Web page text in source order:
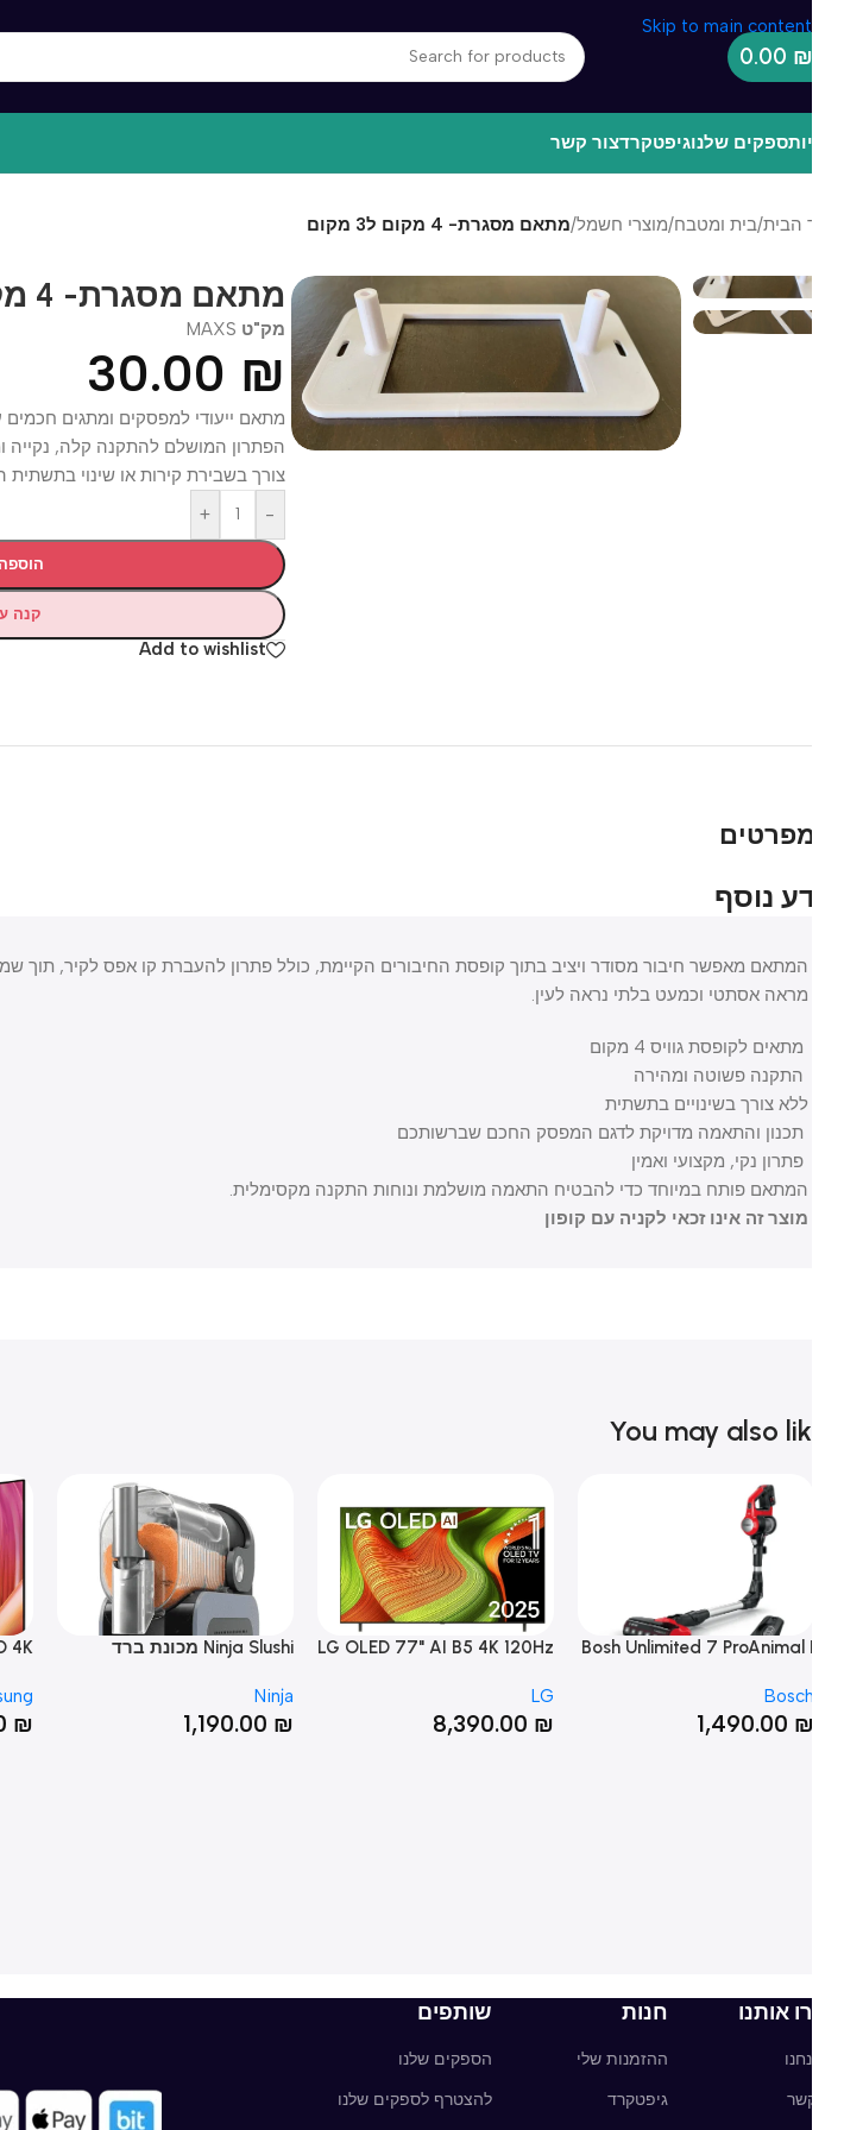
Skip to main content
0.00
בית
חשמל
ותחזוקה
ואבזור הבית
ספריי צבע
ספקים שלנוגיפטקרדצור קשר
הבית/בית ומטבח/מוצרי חשמל/מתאם מסגרת- 4 מקום ל3 מקום
מתאם מסגרת- 4 מקום ל3 מקום
מק"טMAXS
30.00₪
מתאם ייעודי למפסקים ומתגים חכמים עבור
הפתרון המושלם להתקנה קלה, נקייה
צורך בשבירת קירות או שינוי בתשתית
+
הוספה לסל
קנה עכשיו
Add to wishlist
נוסף
המתאם מאפשר חיבור מסודר ויציב בתוך קופסת החיבורים הקיימת, כולל פתרון להעברת קו אפס לקיר, תוך
מראה אסתטי וכמעט בלתי נראה לעין.
מתאים לקופסת גוויס 4 מקום
התקנה פשוטה ומהירה
ללא צורך בשינויים בתשתית
תכנון והתאמה מדויקת לדגם המפסק החכם שברשותכם
פתרון נקי, מקצועי ואמין
המתאם פותח במיוחד כדי להבטיח התאמה מושלמת ונוחות התקנה מקסימלית.
מוצר זה אינו זכאי לקניה עם קופון
You may also
Bosh Unlimited 7 ProAnimal
1,490.00
LG OLED 77" AI B5 4K 120Hz
חכמה
8,390.00
Ninja Slushi מכונת ברד
Ninja
1,190.00
4K
אותנו חנות
ההזמנות שלי
גיפטקרד
שותפים
הספקים שלנו
להצטרף לספקים שלנו